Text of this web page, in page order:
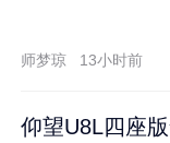
师梦琼 13小时前
仰望U8L四座